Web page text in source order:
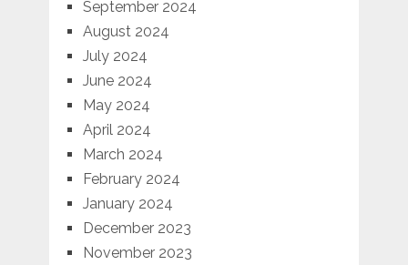
September 2024
August 2024
July 2024
June 2024
May 2024
April 2024
March 2024
February 2024
January 2024
December 2023
November 2023